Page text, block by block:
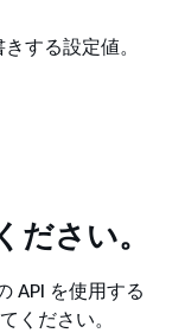
する設定値。
ださい。
API を使用する
ください。